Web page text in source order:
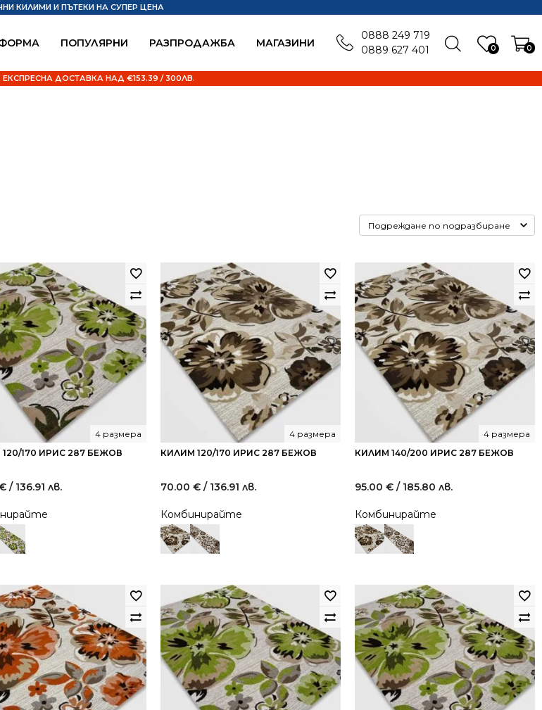
ПОПУЛЯРНИ РАЗПРОДАЖБА MАГАЗИНИ 0 0
КИЛИМИ И ПЪТЕКИ НА СУПЕР ЦЕНА
ЕКСПРЕСНА ДОСТАВКА НАД €153.39 / 300ЛВ.
0888 249 719
0889 627 401
170 ИРИС 287 БЕЖОВ
4 размера
/ 136.91 лв.
КИЛИМ 120/170 ИРИС 287 БЕЖОВ
4 размера
70.00 € / 136.91 лв.
Комбинирайте
КИЛИМ 140/200 ИРИС 287 БЕЖОВ
4 размера
95.00 € / 185.80 лв.
Комбинирайте